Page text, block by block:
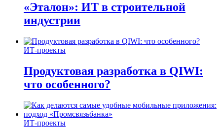
«Эталон»: ИТ в строительной
индустрии
ИТ-проекты
Продуктовая разработка в QIWI:
что особенного?
ИТ-проекты